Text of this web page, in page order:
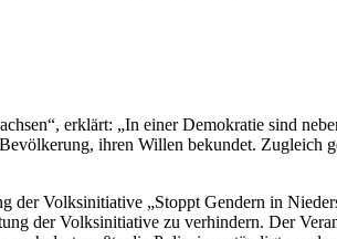
erklärt: „In einer Demokratie sind
ihren Willen bekundet.
der Volksinitiative „Stoppt Gendern in
der Volksinitiative zu verhindern. Der